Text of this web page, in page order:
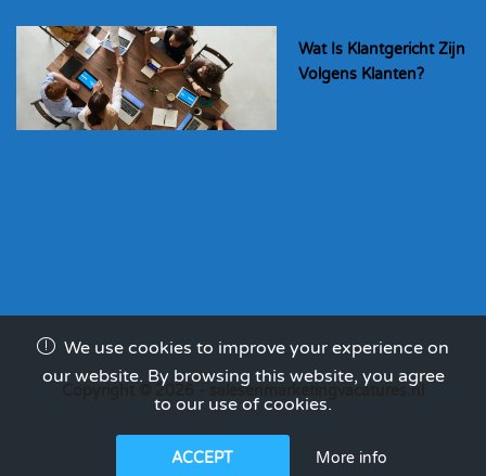
Wat Is Klantgericht Zijn
Volgens Klanten?
Copyright © 2026 - salesenmarketingvacatures.nl
We use cookies to improve your experience on
our website. By browsing this website, you agree
to our use of cookies.
ACCEPT More info